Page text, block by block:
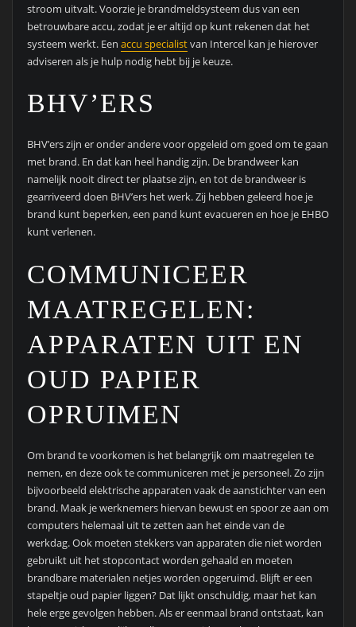
stroom uitvalt. Voorzie je brandmeldsysteem dus van een
betrouwbare accu, zodat je er altijd op kunt rekenen dat het
systeem werkt. Een accu specialistvan Intercel kan je hierover
adviseren als je hulp nodig hebt bij je keuze.
BHV’ERS
BHV’ers zijn er onder andere voor opgeleid om goed om te gaan
met brand. En dat kan heel handig zijn. De brandweer kan
namelijk nooit direct ter plaatse zijn, en tot de brandweer is
gearriveerd doen BHV’ers het werk. Zij hebben geleerd hoe je
brand kunt beperken, een pand kunt evacueren en hoe je EHBO
kunt verlenen.
COMMUNICEER
MAATREGELEN:
APPARATEN UIT EN
OUD PAPIER
OPRUIMEN
Om brand te voorkomen is het belangrijk om maatregelen te
nemen, en deze ook te communiceren met je personeel. Zo zijn
bijvoorbeeld elektrische apparaten vaak de aanstichter van een
brand. Maak je werknemers hiervan bewust en spoor ze aan om
computers helemaal uit te zetten aan het einde van de
werkdag. Ook moeten stekkers van apparaten die niet worden
gebruikt uit het stopcontact worden gehaald en moeten
brandbare materialen netjes worden opgeruimd. Blijft er een
stapeltje oud papier liggen? Dat lijkt onschuldig, maar het kan
hele erge gevolgen hebben. Als er eenmaal brand ontstaat, kan